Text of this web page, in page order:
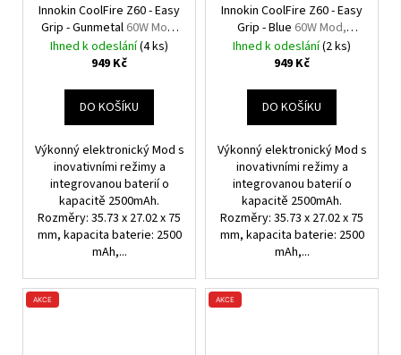
Innokin CoolFire Z60 - Easy
Grip - Gunmetal 60W Mod,
2500mAh
Ihned k odeslání(4 ks)
949 Kč
DO KOŠÍKU
Výkonný elektronický Mod s
inovativními režimy a
integrovanou baterií o
kapacitě 2500mAh.
Rozměry: 35.73 x 27.02 x 75
mm, kapacita baterie: 2500
mAh,...
Innokin CoolFire Z60 - Easy
Grip - Blue 60W Mod,
2500mAh
Ihned k odeslání(2 ks)
949 Kč
DO KOŠÍKU
Výkonný elektronický Mod s
inovativními režimy a
integrovanou baterií o
kapacitě 2500mAh.
Rozměry: 35.73 x 27.02 x 75
mm, kapacita baterie: 2500
mAh,...
AKCE AKCE